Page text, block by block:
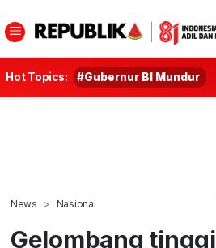
Hot Topics: #Gubernur BI Mundur
News Nasional
Gelombang tinggi